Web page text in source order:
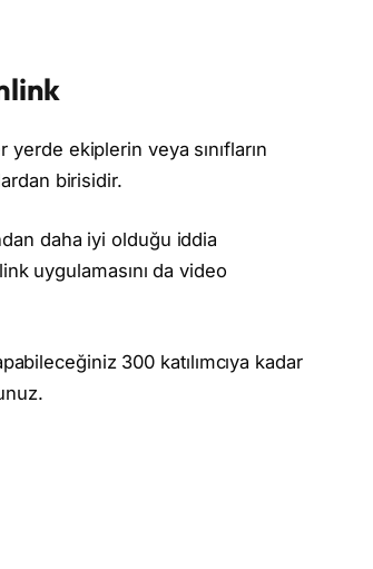
ekiplerin veya sınıfların
birisidir.
daha iyi olduğu iddia
uygulamasını da video
300 katılımcıya kadar